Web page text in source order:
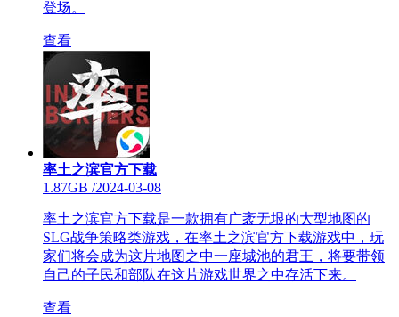
登场。
查看
率土之滨官方下载
1.87GB /2024-03-08
率土之滨官方下载是一款拥有广袤无垠的大型地图的
SLG战争策略类游戏，在率土之滨官方下载游戏中，玩
家们将会成为这片地图之中一座城池的君王，将要带领
自己的子民和部队在这片游戏世界之中存活下来。
查看